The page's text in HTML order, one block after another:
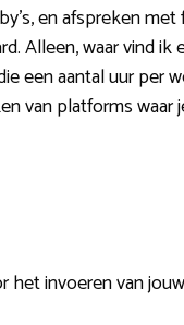
en afspreken
Alleen, waar vind
een aantal uur per
van platforms
invoeren van